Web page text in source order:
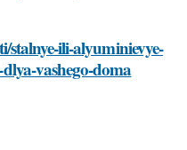
stalnye-ili-alyuminievye-
vashego-doma